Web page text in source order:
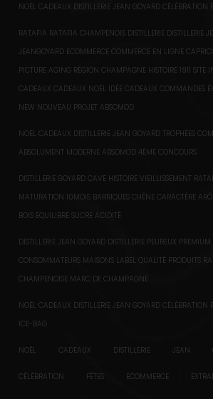
NOËL CADEAUX DISTILLERIE JEAN GOYARD CÉLÉBRATION
RATAFIA RATAFIA CHAMPENOIS DISTILLERIE DISTILLERIE
JEANGOYARD ECOMMERCE COMMERCE EN LIGNE
PICTURE AGING RÉGION CHAMPAGNE HISTOIRE 1911 SITE
CADEAUX CADEAUX NOËL IDÉE CADEAUX COMMANDES
NEW NOUVEAU PROJET ABSOMOD
NOËL CADEAUX DISTILLERIE JEAN GOYARD TROPHÉES
ABSOLUMENT MODERNE ABSOMOD 4ÈME CONCOURS
DISTILLERIE GOYARD CAVE HISTOIRE VIEILLISSEMENT
MATURATION 10MOIS BARRIQUES CHÊNE CARACTÈRE
BOIS EQUILIBRE SUCRE ACIDITÉ
DISTILLERIE JEAN GOYARD DISTILLERIE PEUREUX
CONSOMMATEURS MAISONS LABEL QUALITÉ PRODUITS
CHAMPENOISE MARC DE CHAMPAGNE
NOËL CADEAUX DISTILLERIE JEAN GOYARD CÉLÉBRATION
ICE-BAG
NOËL CADEAUX DISTILLERIE JEAN
CÉLÉBRATION FÊTES ECOMMERCE